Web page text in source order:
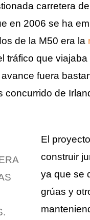
carretera
en 2006 se ha
de la M50 era la
tráfico que
fuera
de
El
construir
ya que se
grúas y